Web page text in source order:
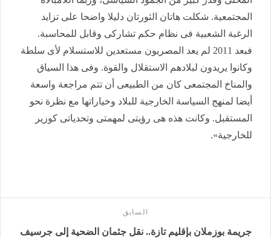
المجتمعية. شكلت هاتان الثورتان دليلا واضحا على تزايد
الرغبة الشعبية فى نظام حكم تشاركى وقابل للمحاسبة.
فبعد 2011 لم يعد المصريون مستعدين للاستسلام لأى سلطة
وكانوا يريدون لبلادهم الاستقلال والقوة. وفى هذا السياق
والمناخ المجتمعى كان من الطبيعى أن تتم مراجعة واسعة
أيضا لمنهج السياسة الخارجية للبلاد وخياراتها مع نظرة نحو
المستقبل. وكانت هذه هى رؤيتى لمهمتى وتحدياتى كوزير
للخارجية».
السابق
جريمة بوزملان بإقليم تازة.. نقل جثمان الضحية إلى جرسيف